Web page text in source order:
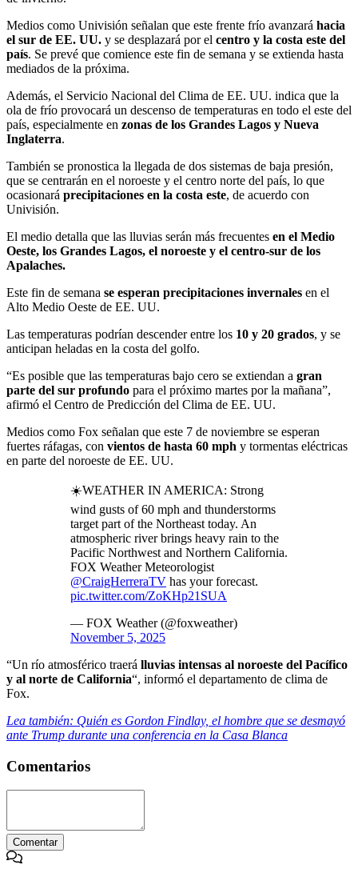
Medios como Univisión señalan que este frente frío avanzará hacia
el sur de EE. UU. y se desplazará por el centro y la costa este del
país. Se prevé que comience este fin de semana y se extienda hasta
mediados de la próxima.
Además, el Servicio Nacional del Clima de EE. UU. indica que la
ola de frío provocará un descenso de temperaturas en todo el este del
país, especialmente en zonas de los Grandes Lagos y Nueva
Inglaterra.
También se pronostica la llegada de dos sistemas de baja presión,
que se centrarán en el noroeste y el centro norte del país, lo que
ocasionará precipitaciones en la costa este, de acuerdo con
Univisión.
El medio detalla que las lluvias serán más frecuentes en el Medio
Oeste, los Grandes Lagos, el noroeste y el centro-sur de los
Apalaches.
Este fin de semana se esperan precipitaciones invernales en el
Alto Medio Oeste de EE. UU.
Las temperaturas podrían descender entre los 10 y 20 grados, y se
anticipan heladas en la costa del golfo.
“Es posible que las temperaturas bajo cero se extiendan a gran
parte del sur profundo para el próximo martes por la mañana”,
afirmó el Centro de Predicción del Clima de EE. UU.
Medios como Fox señalan que este 7 de noviembre se esperan
fuertes ráfagas, con vientos de hasta 60 mph y tormentas eléctricas
en parte del noroeste de EE. UU.
☀️WEATHER IN AMERICA: Strong
wind gusts of 60 mph and thunderstorms
target part of the Northeast today. An
atmospheric river brings heavy rain to the
Pacific Northwest and Northern California.
FOX Weather Meteorologist
@CraigHerreraTV has your forecast.
pic.twitter.com/ZoKHp21SUA
— FOX Weather (@foxweather)
November 5, 2025
“Un río atmosférico traerá lluvias intensas al noroeste del Pacífico
y al norte de California“, informó el departamento de clima de
Fox.
Lea también: Quién es Gordon Findlay, el hombre que se desmayó
ante Trump durante una conferencia en la Casa Blanca
Comentarios
Comentar